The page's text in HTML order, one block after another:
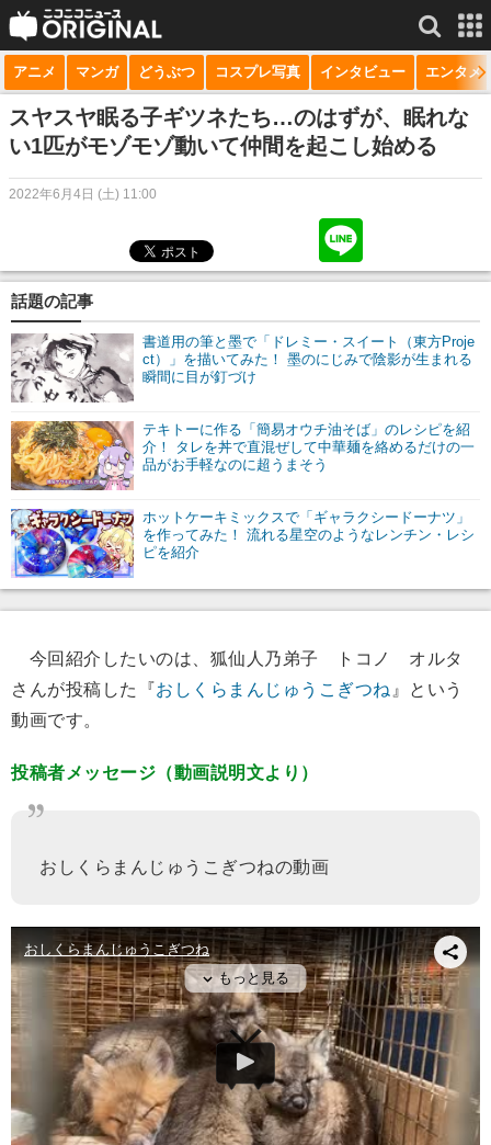
サービス一覧 もっと見る
niconico
動画
生放送
チャンネル
マンガ
ニコニコQ
アニメ マンガ どうぶつ コスプレ写真 インタビュー エンタメ
スヤスヤ眠る子ギツネたち…のはずが、眠れな
い1匹がモゾモゾ動いて仲間を起こし始める
2022年6月4日 (土) 11:00
話題の記事
書道用の筆と墨で「ドレミー・スイート（東方Proje
ct）」を描いてみた！ 墨のにじみで陰影が生まれる
瞬間に目が釘づけ
テキトーに作る「簡易オウチ油そば」のレシピを紹
介！ タレを丼で直混ぜして中華麺を絡めるだけの一
品がお手軽なのに超うまそう
ホットケーキミックスで「ギャラクシードーナツ」
を作ってみた！ 流れる星空のようなレンチン・レシ
ピを紹介
今回紹介したいのは、狐仙人乃弟子 トコノ オルタ
さんが投稿した『おしくらまんじゅうこぎつね 』という
動画です。
投稿者メッセージ（動画説明文より）
おしくらまんじゅうこぎつねの動画